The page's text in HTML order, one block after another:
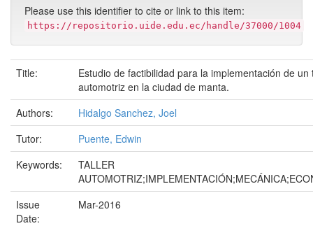
Please use this identifier to cite or link to this item:
https://repositorio.uide.edu.ec/handle/37000/1004
Title:
Estudio de factibilidad para la implementación de un
automotriz en la ciudad de manta.
Authors:
Hidalgo Sanchez, Joel
Tutor:
Puente, Edwin
Keywords:
TALLER
Issue
Date:
Mar-2016